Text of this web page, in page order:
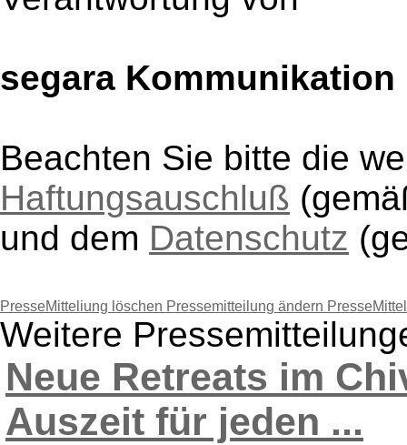
segara Kommunikation
Beachten Sie bitte die
Haftungsauschluß
und dem Datenschutz
PresseMitteliung löschen Pressemitteilung ändern
Weitere
Neue Retreats im
Auszeit für jeden ...